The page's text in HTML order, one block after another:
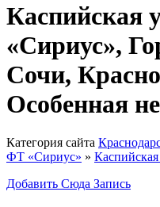
Каспийская
«Сириус»,
Сочи,
Особенная
Категория сайта
ФТ «Сириус» »
Добавить Сюда Запись